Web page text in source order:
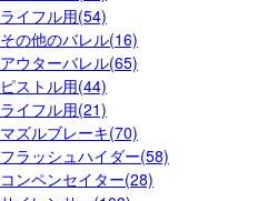
ライフル用(54)
その他のバレル(16)
アウターバレル(65)
ピストル用(44)
ライフル用(21)
マズルブレーキ(70)
フラッシュハイダー(58)
コンペンセイター(28)